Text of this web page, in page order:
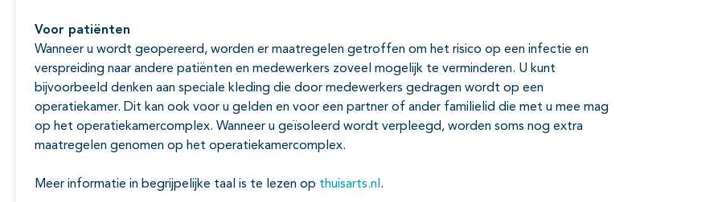
Voor patiënten
Wanneer u wordt geopereerd, worden er maatregelen getroffen om het risico op een infectie en
verspreiding naar andere patiënten en medewerkers zoveel mogelijk te verminderen. U kunt
bijvoorbeeld denken aan speciale kleding die door medewerkers gedragen wordt op een
operatiekamer. Dit kan ook voor u gelden en voor een partner of ander familielid die met u mee mag
op het operatiekamercomplex. Wanneer u geïsoleerd wordt verpleegd, worden soms nog extra
maatregelen genomen op het operatiekamercomplex.
Meer informatie in begrijpelijke taal is te lezen op thuisarts.nl.